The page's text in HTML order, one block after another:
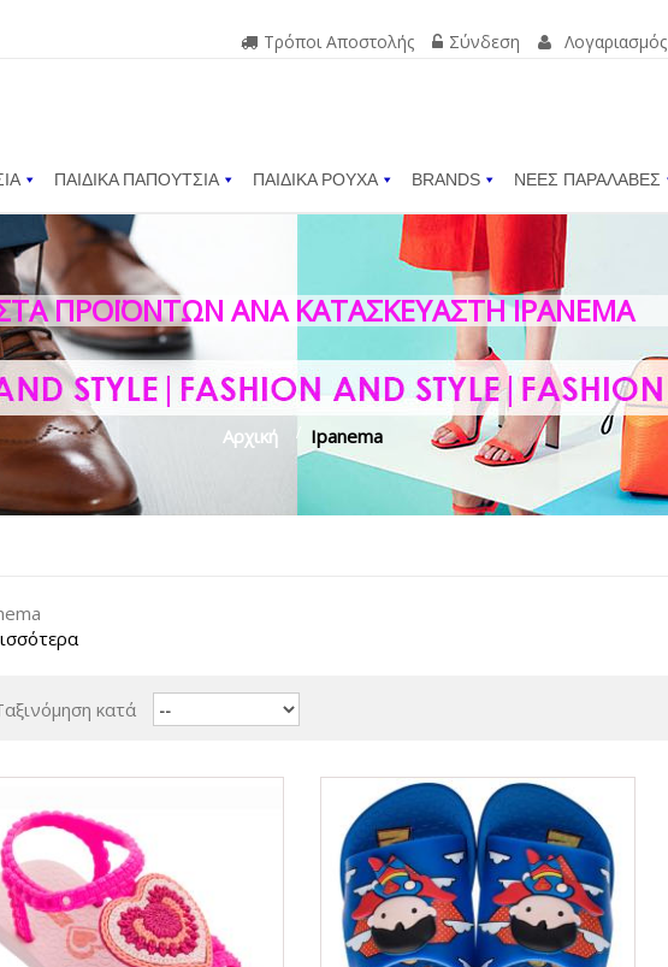
Τρόποι Αποστολής Σύνδεση Λογαριασμός
ΠΑΙΔΙΚΑ ΠΑΠΟΥΤΣΙΑ ΠΑΙΔΙΚΑ ΡΟΥΧΑ BRANDS ΝΕΕΣ ΠΑΡΑΛΑΒΕΣ
Αρχική > Ipanema
ΠΡΟΪΌΝΤΩΝ ΑΝΆ ΚΑΤΑΣΚΕΥΑΣΤΉ IPANEMA
κατά